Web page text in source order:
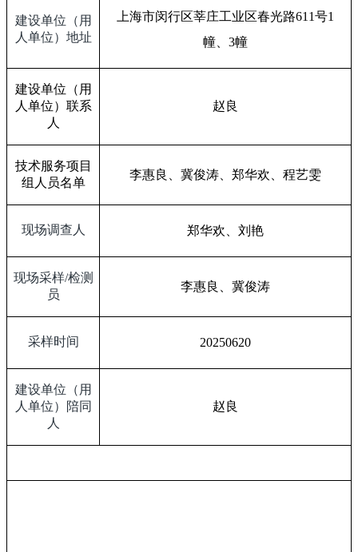
建设单位（用
人单位）地址
上海市闵行区莘庄工业区春光路611号1
幢、 3幢
建设单位（用
人单位）联系
人
赵良
技术服务项目
组人员名单
李惠良、冀俊涛、郑华欢、程艺雯
现场调查人 郑华欢、刘艳
现场采样/检测
员
李惠良、冀俊涛
采样时间 20250620
建设单位（用
人单位）陪同
人
赵良